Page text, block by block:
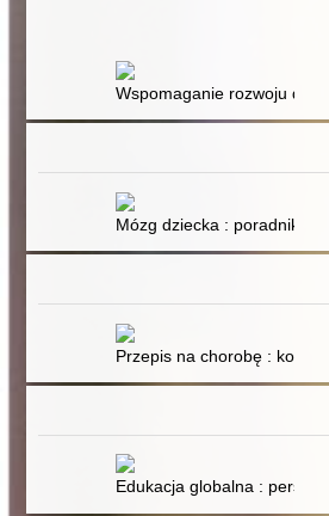
Wspomaganie rozwoju
Mózg dziecka : poradnik
Przepis na chorobę :
Edukacja globalna :